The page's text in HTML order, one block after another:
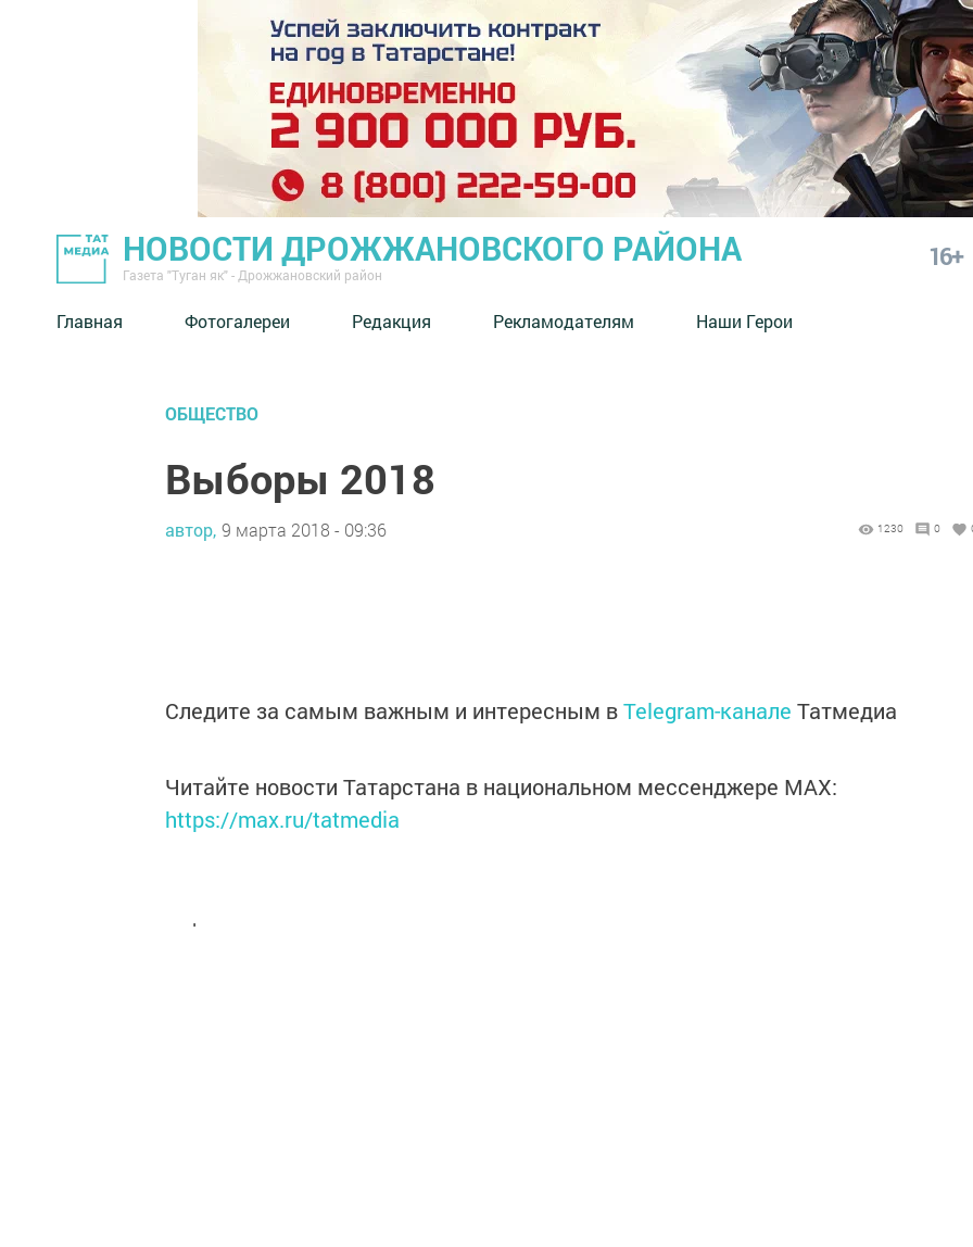
НОВОСТИ ДРОЖЖАНОВСКОГО РАЙОНА
Газета "Туган як" - Дрожжановский район
16+
Главная Фотогалереи Редакция Рекламодателям Наши Герои
ОБЩЕСТВО
Выборы 2018
автор, 9 марта 2018 - 09:36 1230 0
Следите за самым важным и интересным вTelegram-канале Татмедиа
Читайте новости Татарстана в национальном мессенджере MАХ:
https://max.ru/tatmedia